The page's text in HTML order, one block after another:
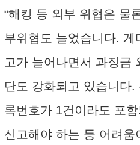
“해킹 등 외부 위협은 물
부위협도 늘었습니다. 게
고가 늘어나면서 과징금
단도 강화되고 있습니다
록번호가 1건이라도 포
신고해야 하는 등 어려움